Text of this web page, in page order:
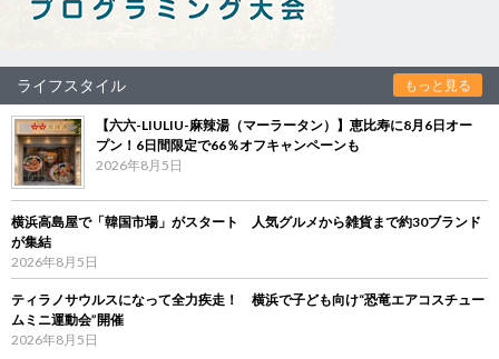
ライフスタイル もっと見る
【六六-LIULIU-麻辣湯（マーラータン）】恵比寿に8月6日オー
プン！6日間限定で66％オフキャンペーンも
2026年8月5日
横浜高島屋で「韓国市場」がスタート 人気グルメから雑貨まで約30ブランド
が集結
2026年8月5日
ティラノサウルスになって全力疾走！ 横浜で子ども向け“恐竜エアコスチュー
ムミニ運動会”開催
2026年8月5日